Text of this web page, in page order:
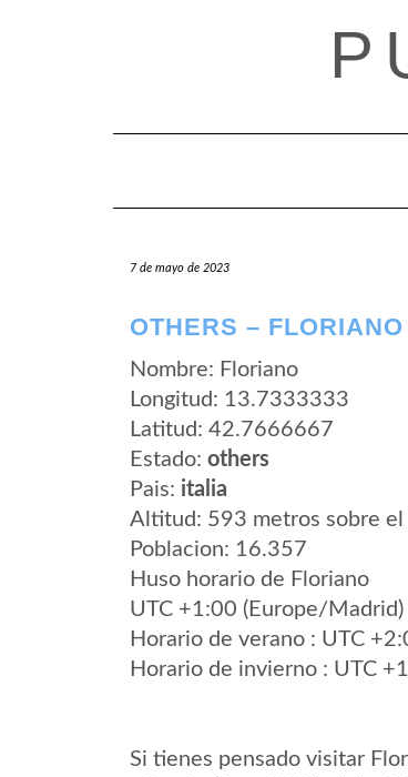
7 de mayo de 2023
OTHERS – FLORIANO
Nombre: Floriano
Longitud: 13.7333333
Latitud: 42.7666667
Estado: others
Pais: italia
Altitud: 593 metros sobre el
Poblacion: 16.357
Huso horario de Floriano
UTC +1:00 (Europe/Madrid)
Horario de verano : UTC
Horario de invierno : UTC
Si tienes pensado visitar